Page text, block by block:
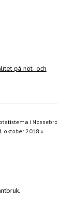
på nöt- och
i Nossebro
oktober 2018 »